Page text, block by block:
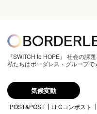
『SWITCH to HOPE』 社会の課
私たちはボーダレス・グループで
気候変動
POST&POST LFCコンポスト